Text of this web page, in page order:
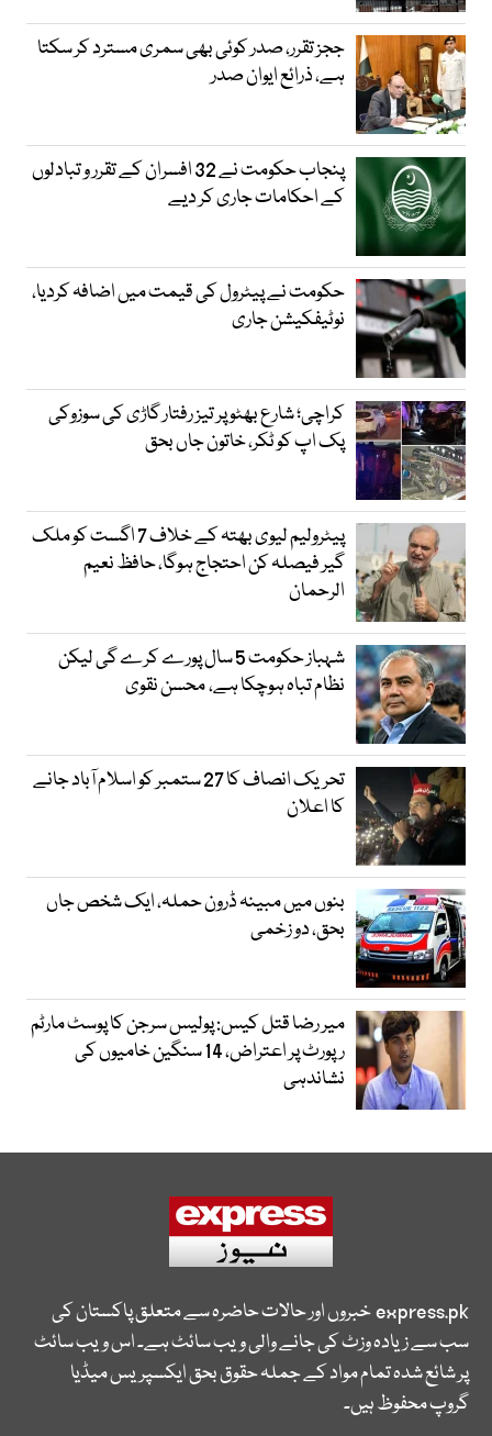
ججز تقرر، صدر کوئی بھی سمری مسترد کر سکتا
ہے، ذرائع ایوان صدر
پنجاب حکومت نے 32 افسران کے تقرر و تبادلوں
کے احکامات جاری کر دیے
حکومت نے پیٹرول کی قیمت میں اضافہ کردیا،
نوٹیفکیشن جاری
کراچی؛ شارع بھٹو پر تیز رفتار گاڑی کی سوزوکی
پک اپ کو ٹکر، خاتون جاں بحق
پیٹرولیم لیوی بھتہ کے خلاف 7 اگست کو ملک
گیر فیصلہ کن احتجاج ہوگا، حافظ نعیم
الرحمان
شہباز حکومت 5 سال پورے کرے گی لیکن
نظام تباہ ہوچکا ہے، محسن نقوی
تحریک انصاف کا 27 ستمبر کو اسلام آباد جانے
کا اعلان
بنوں میں مبینہ ڈرون حملہ، ایک شخص جاں
بحق، دو زخمی
میر رضا قتل کیس: پولیس سرجن کا پوسٹ مارٹم
رپورٹ پر اعتراض، 14 سنگین خامیوں کی
نشاندہی
express.pkخبروں اور حالات حاضرہ سے متعلق پاکستان کی
سب سے زیادہ وزٹ کی جانے والی ویب سائٹ ہے۔ اس ویب سائٹ
پر شائع شدہ تمام مواد کے جملہ حقوق بحق ایکسپریس میڈیا
گروپ محفوظ ہیں۔